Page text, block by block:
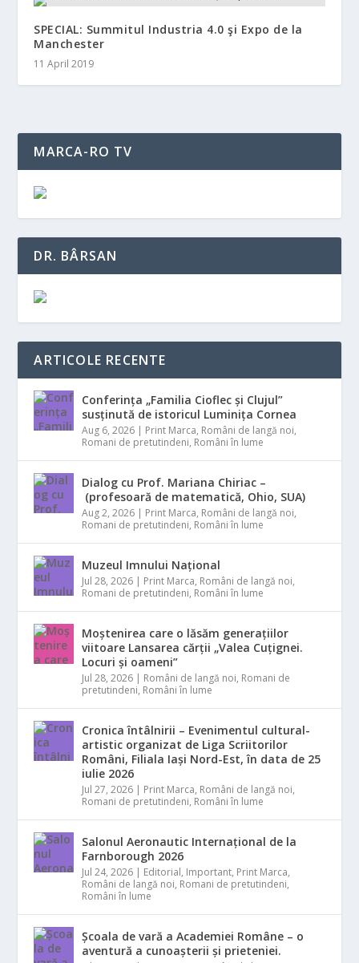
SPECIAL: Summitul Industria 4.0 şi Expo de la
Manchester
11 April 2019
MARCA-RO TV
DR. BÂRSAN
ARTICOLE RECENTE
Conferința „Familia Cioflec și Clujul”
susținută de istoricul Luminița Cornea
Aug 6, 2026 | Print Marca, Români de langă noi,
Romani de pretutindeni, Români în lume
Dialog cu Prof. Mariana Chiriac –
(profesoară de matematică, Ohio, SUA)
Aug 2, 2026 | Print Marca, Români de langă noi,
Romani de pretutindeni, Români în lume
Muzeul Imnului Național
Jul 28, 2026 | Print Marca, Români de langă noi,
Romani de pretutindeni, Români în lume
Moștenirea care o lăsăm generațiilor
viitoare Lansarea cărții „Valea Cuțignei.
Locuri și oameni”
Jul 28, 2026 | Români de langă noi, Romani de
pretutindeni, Români în lume
Cronica întâlnirii – Evenimentul cultural-
artistic organizat de Liga Scriitorilor
Români, Filiala Iași Nord-Est, în data de 25
iulie 2026
Jul 27, 2026 | Print Marca, Români de langă noi,
Romani de pretutindeni, Români în lume
Salonul Aeronautic Internațional de la
Farnborough 2026
Jul 24, 2026 | Editorial, Important, Print Marca,
Români de langă noi, Romani de pretutindeni,
Români în lume
Școala de vară a Academiei Române – o
aventură a cunoașterii și prieteniei.